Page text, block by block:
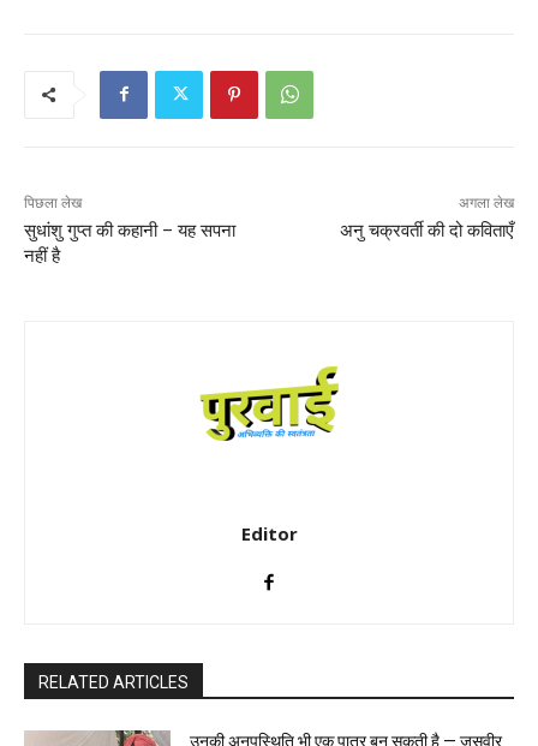
पिछला लेख
सुधांशु गुप्त की कहानी – यह सपना
नहीं है
अगला लेख
अनु चक्रवर्ती की दो कविताएँ
Editor
RELATED ARTICLES
उनकी अनुपस्थिति भी एक पात्र बन सकती है — जसवीर